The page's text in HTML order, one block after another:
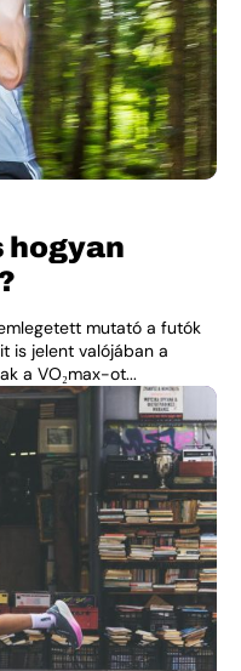
hogyan
mutató a futók
is jelent valójában a
a VO₂max-ot...